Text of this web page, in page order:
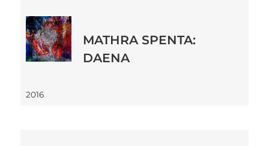
2016
MATHRA SPENTA:
DAENA